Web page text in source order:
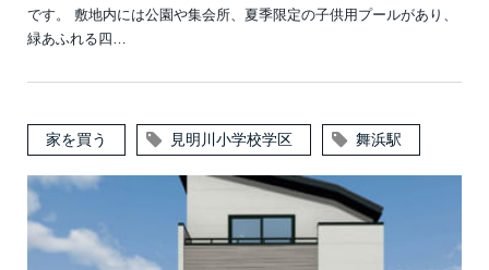
です。 敷地内には公園や集会所、夏季限定の子供用プールがあり、
緑あふれる四…
家を買う 見明川小学校学区 舞浜駅